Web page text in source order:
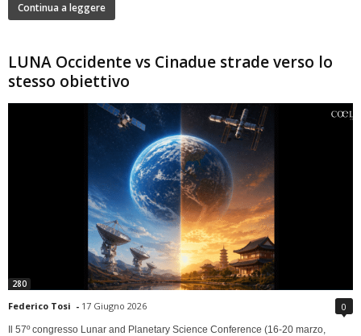
Continua a leggere
LUNA Occidente vs Cinadue strade verso lo
stesso obiettivo
280
Federico Tosi - 17 Giugno 2026 0
Il 57º congresso Lunar and Planetary Science Conference (16-20 marzo,